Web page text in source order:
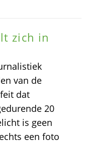
zich in
van de
dat
20
is geen
een foto